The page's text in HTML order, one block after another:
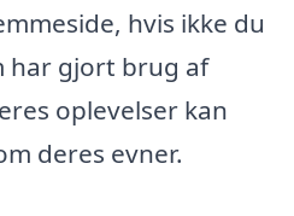
hvis ikke du
har gjort brug af
oplevelser kan
deres evner.